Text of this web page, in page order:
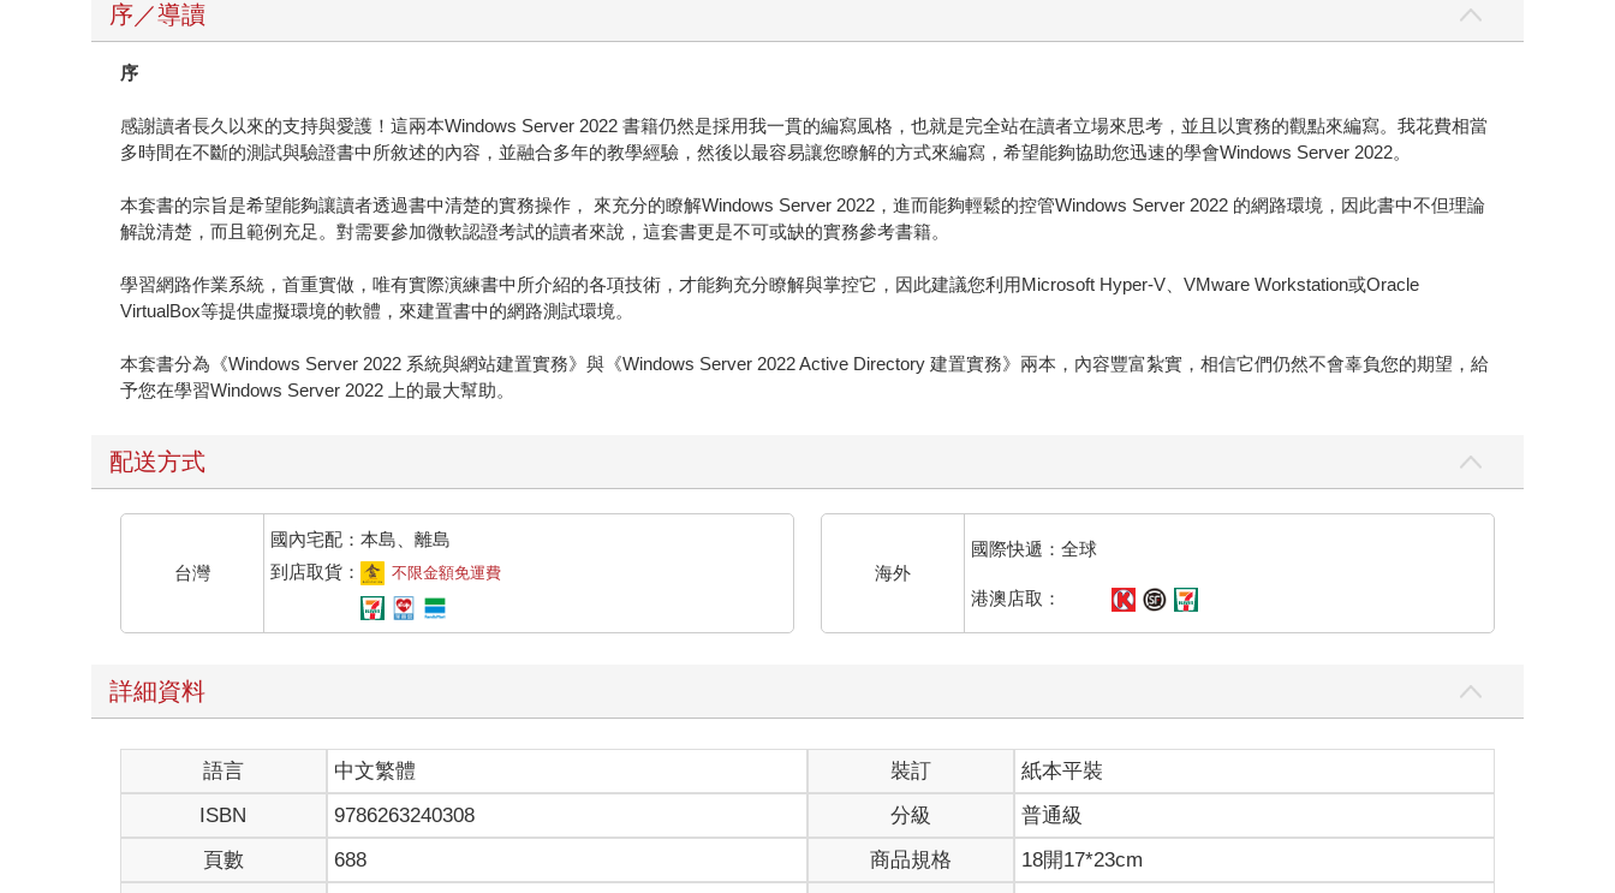
序／導讀
序
感謝讀者長久以來的支持與愛護！這兩本Windows Server 2022 書籍仍然是採用我一貫的編寫風格，也就是完全站在讀者立場來思考，並且以實務的觀點來編寫。我花費相當
多時間在不斷的測試與驗證書中所敘述的內容，並融合多年的教學經驗，然後以最容易讓您瞭解的方式來編寫，希望能夠協助您迅速的學會Windows Server 2022。
本套書的宗旨是希望能夠讓讀者透過書中清楚的實務操作， 來充分的瞭解Windows Server 2022，進而能夠輕鬆的控管Windows Server 2022 的網路環境，因此書中不但理論
解說清楚，而且範例充足。對需要參加微軟認證考試的讀者來說，這套書更是不可或缺的實務參考書籍。
學習網路作業系統，首重實做，唯有實際演練書中所介紹的各項技術，才能夠充分瞭解與掌控它，因此建議您利用Microsoft Hyper-V、VMware Workstation或Oracle
VirtualBox等提供虛擬環境的軟體，來建置書中的網路測試環境。
本套書分為《Windows Server 2022 系統與網站建置實務》與《Windows Server 2022 Active Directory 建置實務》兩本，內容豐富紮實，相信它們仍然不會辜負您的期望，給
予您在學習Windows Server 2022 上的最大幫助。
配送方式
台灣
國內宅配：本島、離島
到店取貨：
不限金額免運費 海外
國際快遞：全球
港澳店取：
詳細資料
語言 中文繁體 裝訂
紙本平裝
ISBN
9786263240308 分級
普通級
頁數
688 商品規格 18開17*23cm